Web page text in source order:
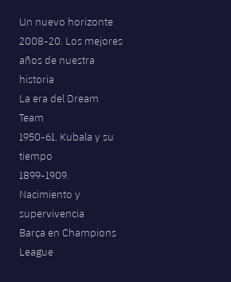
Resultados
Clasificaciones
Fotos
Voleibol femenino
Carnet de las Secciones
League of Legends
Un nuevo horizonte
2008-20. Los mejores
años de nuestra
historia
La era del Dream
Team
1950-61. Kubala y su
tiempo
1899-1909.
Nacimiento y
supervivencia
Barça en Champions
League